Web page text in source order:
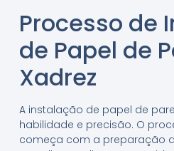
Processo de
de Papel de
Xadrez
A instalação de papel de
habilidade e precisão. O
começa com a preparação